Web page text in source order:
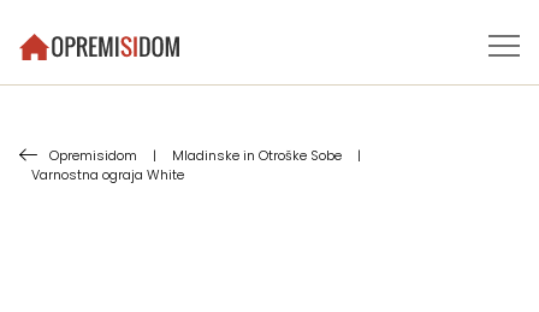
Opremisidom | Mladinske in Otroške Sobe
|
Varnostna ograja White